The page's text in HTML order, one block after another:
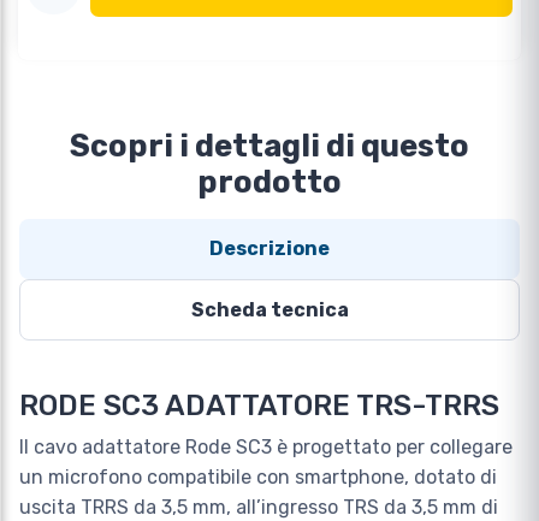
Scopri i dettagli di questo
prodotto
Descrizione
Scheda tecnica
RODE SC3 ADATTATORE TRS-TRRS
Il cavo adattatore Rode SC3 è progettato per collegare
un microfono compatibile con smartphone, dotato di
uscita TRRS da 3,5 mm, all’ingresso TRS da 3,5 mm di